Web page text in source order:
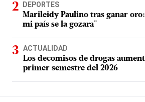
DEPORTES
Marileidy Paulino tras ganar
mi país se la gozara"
ACTUALIDAD
Los decomisos de drogas
primer semestre del 2026